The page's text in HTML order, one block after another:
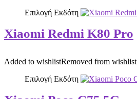
Επιλογή Εκδότη
Xiaomi Redmi K80 Pro
Added to wishlistRemoved from wishlist
Επιλογή Εκδότη